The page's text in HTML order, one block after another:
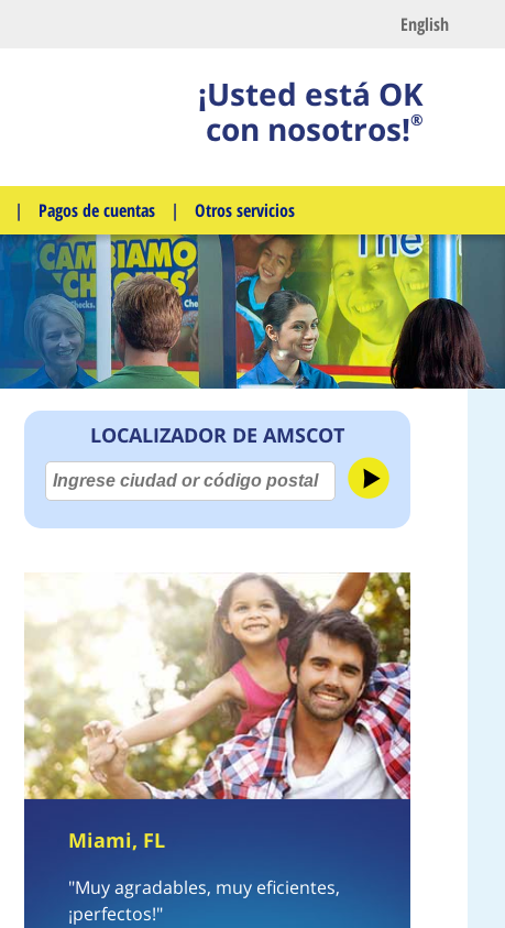
English
¡Usted está OK
con nosotros!®
| Pagos de cuentas | Otros servicios
LOCALIZADOR DE AMSCOT
Miami, FL
"Muy agradables, muy eficientes,
¡perfectos!"